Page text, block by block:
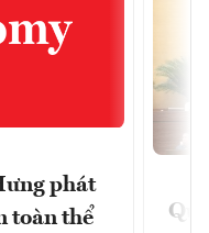
phát
toàn thể